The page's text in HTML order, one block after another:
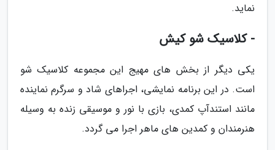
نماید.
- کلاسیک شو کیش
یکی دیگر از بخش های مهیج این مجموعه کلاسیک شو
است. در این برنامه نمایشی، اجراهای شاد و سرگرم نماینده
مانند استندآپ کمدی، بازی با نور و موسیقی زنده به وسیله
هنرمندان و کمدین های ماهر اجرا می گردد.